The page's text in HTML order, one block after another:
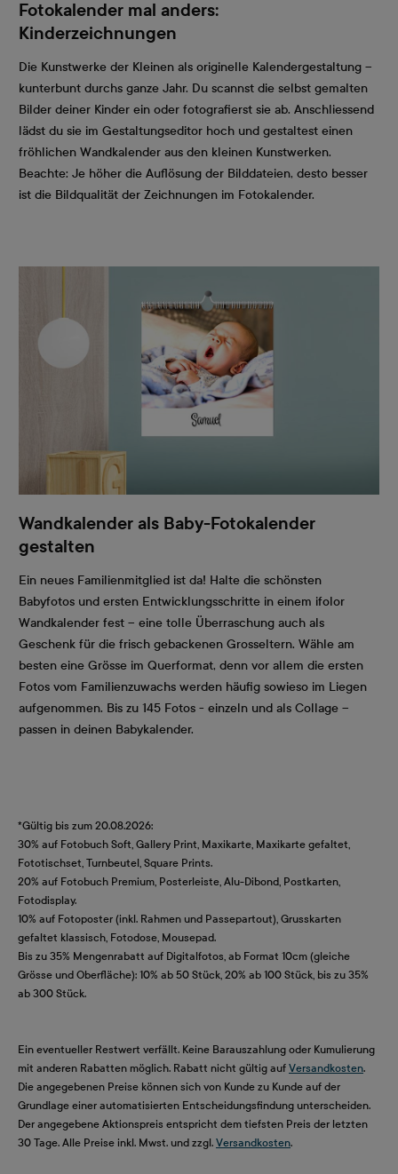
Fotokalender mal anders:
Kinderzeichnungen
Die Kunstwerke der Kleinen als originelle Kalendergestaltung –
kunterbunt durchs ganze Jahr. Du scannst die selbst gemalten
Bilder deiner Kinder ein oder fotografierst sie ab. Anschliessend
lädst du sie im Gestaltungseditor hoch und gestaltest einen
fröhlichen Wandkalender aus den kleinen Kunstwerken.
Beachte: Je höher die Auflösung der Bilddateien, desto besser
ist die Bildqualität der Zeichnungen im Fotokalender.
Wandkalender als Baby-Fotokalender
gestalten
Ein neues Familienmitglied ist da! Halte die schönsten
Babyfotos und ersten Entwicklungsschritte in einem ifolor
Wandkalender fest – eine tolle Überraschung auch als
Geschenk für die frisch gebackenen Grosseltern. Wähle am
besten eine Grösse im Querformat, denn vor allem die ersten
Fotos vom Familienzuwachs werden häufig sowieso im Liegen
aufgenommen. Bis zu 145 Fotos - einzeln und als Collage –
passen in deinen Babykalender.
*Gültig bis zum 20.08.2026:
30% auf Fotobuch Soft, Gallery Print, Maxikarte, Maxikarte gefaltet,
Fototischset, Turnbeutel, Square Prints.
20% auf Fotobuch Premium, Posterleiste, Alu-Dibond, Postkarten,
Fotodisplay.
10% auf Fotoposter (inkl. Rahmen und Passepartout), Grusskarten
gefaltet klassisch, Fotodose, Mousepad.
Bis zu 35% Mengenrabatt auf Digitalfotos, ab Format 10cm (gleiche
Grösse und Oberfläche): 10% ab 50 Stück, 20% ab 100 Stück, bis zu 35%
ab 300 Stück.
Ein eventueller Restwert verfällt. Keine Barauszahlung oder Kumulierung
mit anderen Rabatten möglich. Rabatt nicht gültig auf Versandkosten.
Die angegebenen Preise können sich von Kunde zu Kunde auf der
Grundlage einer automatisierten Entscheidungsfindung unterscheiden.
Der angegebene Aktionspreis entspricht dem tiefsten Preis der letzten
30 Tage. Alle Preise inkl. Mwst. und zzgl. Versandkosten.